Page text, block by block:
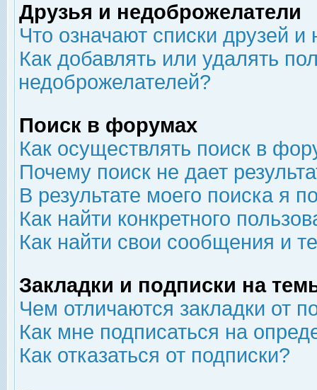
Друзья и недоброжелатели
Что означают списки друзей
Как добавлять или удалять
недоброжелателей?
Поиск в форумах
Как осуществлять поиск в
Почему поиск не дает
В результате моего поиска я
Как найти конкретного
Как найти свои сообщения и
Закладки и подписки на
Чем отличаются закладки от
Как мне подписаться на
Как отказаться от подписки?